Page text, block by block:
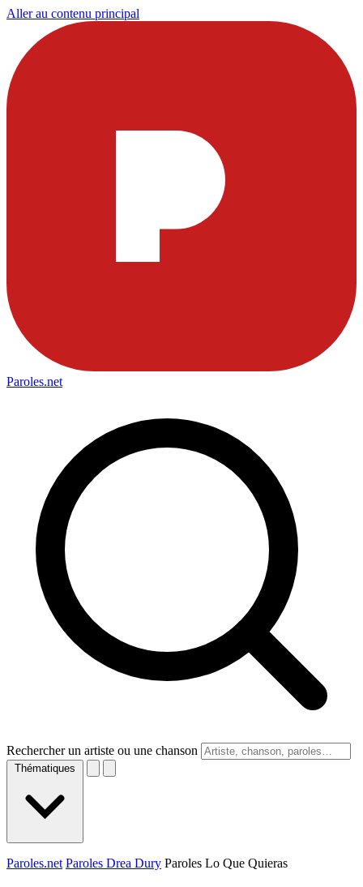
Aller au contenu principal
Paroles.net
Rechercher un artiste ou une chanson
Thématiques
Paroles.net Paroles Drea Dury Paroles Lo Que Quieras